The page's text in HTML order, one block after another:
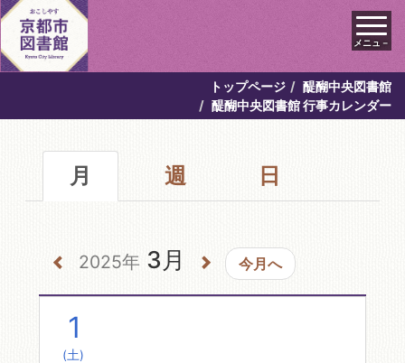
メニュ－
トップページ
醍醐中央図書館
醍醐中央図書館 行事カレンダー
月 週 日
2025年 3月 今月へ
1
(土)